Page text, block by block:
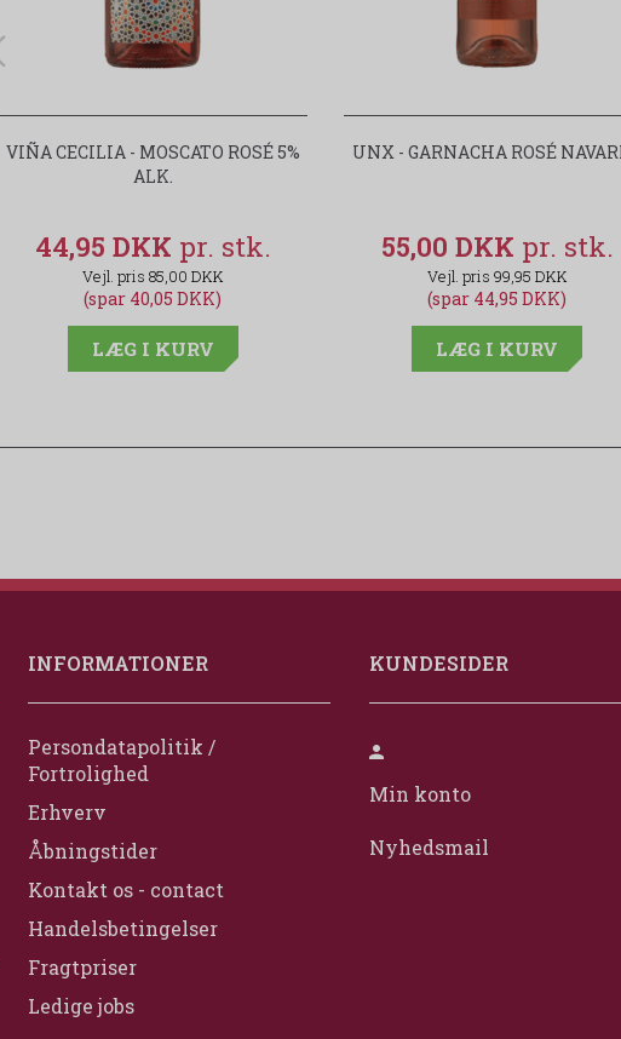
VIÑA CECILIA - MOSCATO ROSÉ 5%
ALK.
44,95 DKK
85,00 DKK
(spar 40,05 DKK)
LÆG I KURV
UNX - GARNACHA ROSÉ
55,00 DKK
99,95 DKK
(spar 44,95 DKK)
LÆG I KURV
INFORMATIONER
Persondatapolitik /
Fortrolighed
Erhverv
Åbningstider
Kontakt os - contact
Handelsbetingelser
Fragtpriser
Ledige jobs
KUNDESIDER
Min konto
Nyhedsmail